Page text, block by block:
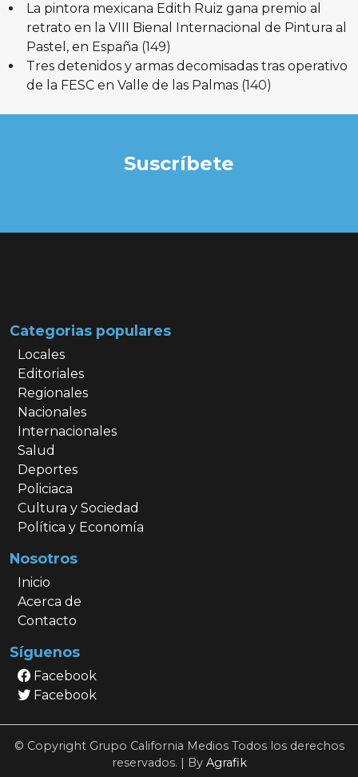
La pintora mexicana Edith Ruiz gana premio al
retrato en la VIII Bienal Internacional de Pintura al
Pastel, en España (149)
Tres detenidos y armas decomisadas tras operativo
de la FESC en Valle de las Palmas (140)
Suscríbete
Categorias populares
Locales
Editoriales
Regionales
Nacionales
Internacionales
Salud
Deportes
Policiaca
Cultura y Sociedad
Política y Economía
Nosotros
Inicio
Acerca de
Contacto
Síguenos
Facebook
Facebook
© Copyright Grupo California Medios Todos los derechos
reservados. | By Agrafik